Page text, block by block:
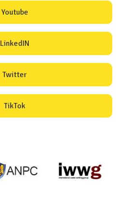
Youtube
LinkedIN
Twitter
TikTok